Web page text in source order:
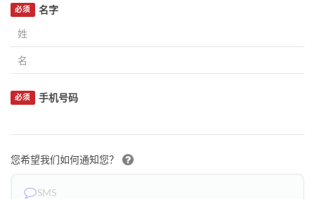
名字
必须
手机号码
必须
您希望我们如何通知您？
SMS